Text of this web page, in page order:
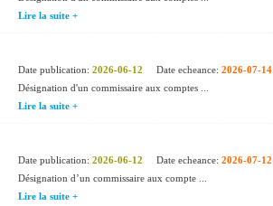
Lire la suite +
Date publication: 2026-06-12 Date echeance: 2026-07-14
Désignation d'un commissaire aux comptes ...
Lire la suite +
Date publication: 2026-06-12 Date echeance: 2026-07-12
Désignation d’un commissaire aux compte ...
Lire la suite +